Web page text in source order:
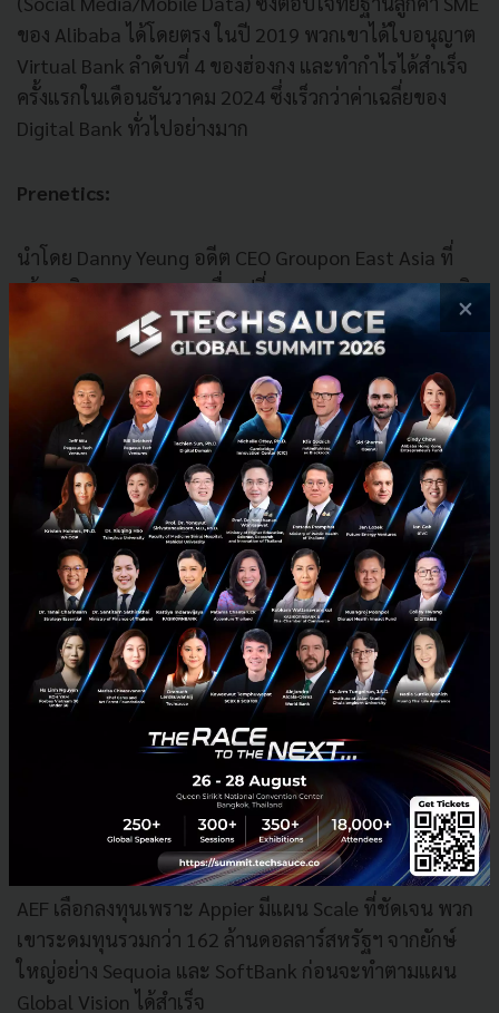
ของ Alibaba ได้โดยตรง ในปี 2019 พวกเขาได้ใบอนุญาต
Virtual Bank ลำดับที่ 4 ของฮ่องกง และทำกำไรได้สำเร็จ
ครั้งแรกในเดือนธันวาคม 2024 ซึ่งเร็วกว่าค่าเฉลี่ยของ
Digital Bank ทั่วไปอย่างมาก
Prenetics:
นำโดย Danny Yeung อดีต CEO Groupon East Asia ที่
สร้างบริการตรวจ DNA เพื่อเปลี่ยนการดูแลสุขภาพจากเชิง
รับเป็นเชิงรุก AEF ลงทุนร่วมกับ Ping An Ventures กว่า
85 ล้านดอลลาร์สหรัฐฯ ในช่วงโควิด รายได้ของพวกเขา
พุ่งจาก 65 ล้านดอลลาร์สหรัฐฯ ในปี 2020 เป็น 205 ล้าน
ดอลลาร์สหรัฐฯ ในปี 2021 ก่อนจะควบรวมกิจการเข้า
ตลาด Nasdaq ด้วยมูลค่าบริษัท 1.25 พันล้านดอลลาร์
สหรัฐฯ
ชั้นที่ 4: ฮ่องกงเป็นแค่จุดเริ่มต้น ไม่ใช่จุดสิ้นสุด
Case Study: Appier กับ AI ที่พูดภาษาเอเชีย
Cindy Chow เน้นย้ำเสมอว่า AEF จะมองหา Startup ที่ไม่
ติดกับดัก
"ตลาดในบ้าน"
ตัวอย่างที่ชัดเจนคือ Appier ทีม
AI จากไต้หวัน พวกเขาสร้าง AI Marketing ที่ช่วยวิเคราะห์
พฤติกรรมผู้บริโภคแบบข้ามแพลตฟอร์ม ซึ่งพวกเขาไม่ได้
อยากเป็นแค่ที่หนึ่งในไทเป แต่ประกาศชัดเจนว่าจะขาย
ให้ทุกตลาดทั่วเอเชียแปซิฟิก
AEF เลือกลงทุนเพราะ Appier มีแผน Scale ที่ชัดเจน พวก
เขาระดมทุนรวมกว่า 162 ล้านดอลลาร์สหรัฐฯ จากยักษ์
ใหญ่อย่าง Sequoia และ SoftBank ก่อนจะทำตามแผน
Global Vision ได้สำเร็จ
×